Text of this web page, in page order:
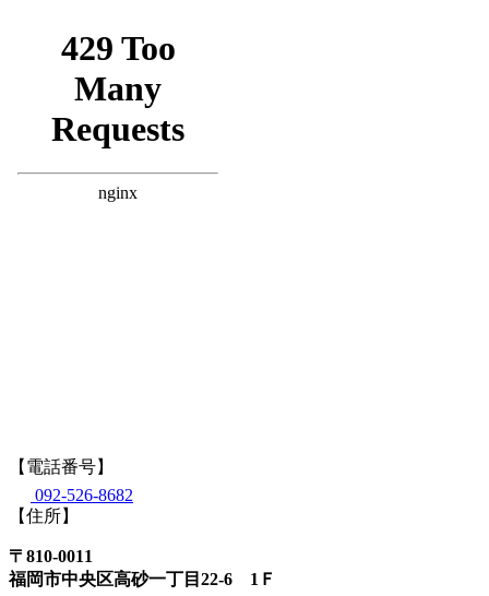
【電話番号】
092-526-8682
【住所】
〒810-0011
福岡市中央区高砂一丁目22-6 1Ｆ